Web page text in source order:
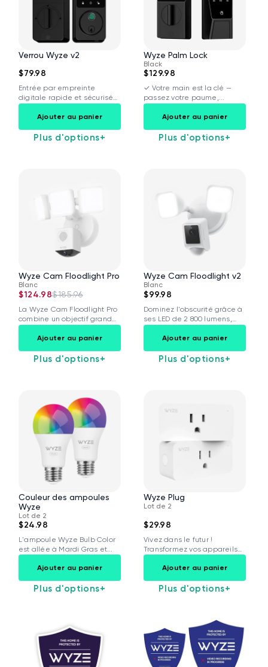
Verrou Wyze v2
$79.98
Entrée par empreinte
digitale rapide et sécurisée
Scanner d'empreintes
digitales...
Ajouter au panier
Plus d'options+
Wyze Palm Lock
Black
$129.98
✓ Votre main est la clé —
passez votre paume,...
Ajouter au panier
Plus d'options+
Wyze Cam Floodlight Pro
Blanc
$124.98$185.96
La Wyze Cam Floodlight Pro
combine un objectif grand
angle...
Ajouter au panier
Plus d'options+
Wyze Cam Floodlight v2
Blanc
$99.98
Dominez l'obscurité grâce à
ses LED de 2 800 lumens,
sa...
Ajouter au panier
Plus d'options+
Couleur des ampoules
Wyze
Lot de 2
$24.98
L'ampoule Wyze Bulb Color
est allée à Mardi Gras et...
Ajouter au panier
Plus d'options+
Wyze Plug
Lot de 2
$29.98
Vivez dans le futur !
Transformez vos appareils
habituels en...
Ajouter au panier
Plus d'options+